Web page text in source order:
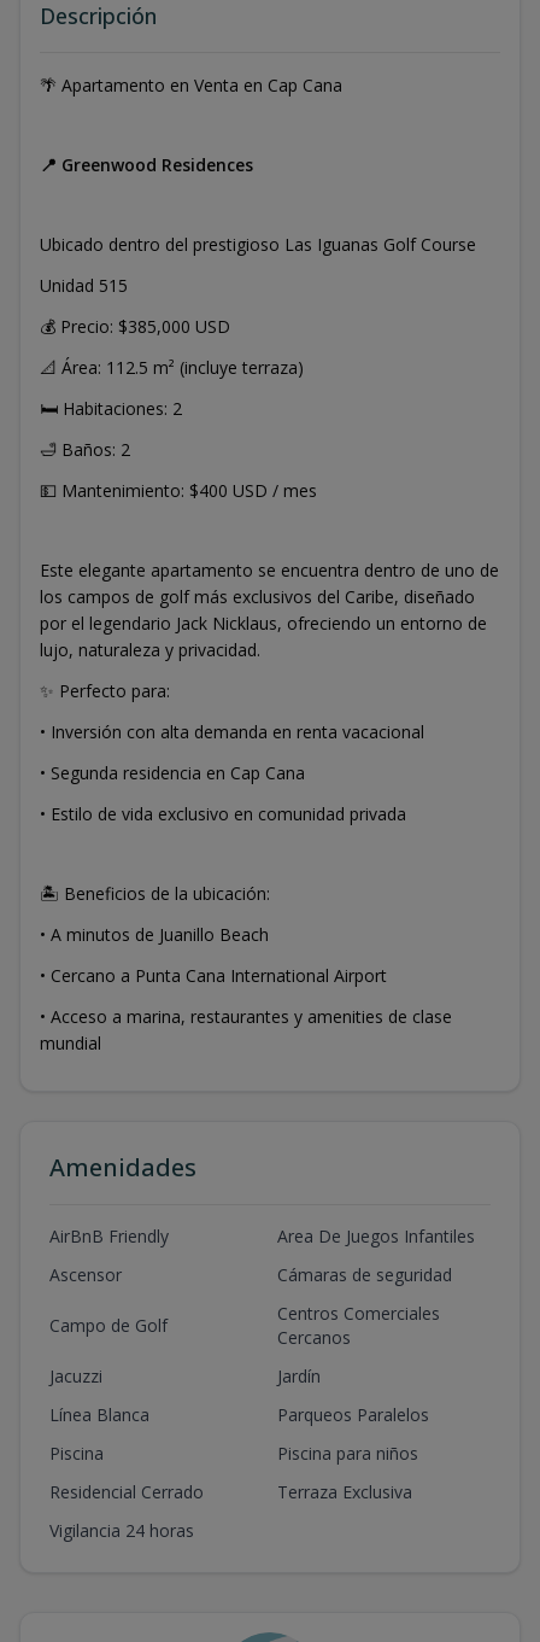
Descripción
🌴 Apartamento en Venta en Cap Cana
📍 Greenwood Residences
Ubicado dentro del prestigioso Las Iguanas Golf Course
Unidad 515
💰 Precio: $385,000 USD
📐 Área: 112.5 m² (incluye terraza)
🛏️ Habitaciones: 2
🛁 Baños: 2
💵 Mantenimiento: $400 USD / mes
Este elegante apartamento se encuentra dentro de uno de
los campos de golf más exclusivos del Caribe, diseñado
por el legendario Jack Nicklaus, ofreciendo un entorno de
lujo, naturaleza y privacidad.
✨ Perfecto para:
• Inversión con alta demanda en renta vacacional
• Segunda residencia en Cap Cana
• Estilo de vida exclusivo en comunidad privada
🏝️ Beneficios de la ubicación:
• A minutos de Juanillo Beach
• Cercano a Punta Cana International Airport
• Acceso a marina, restaurantes y amenities de clase
mundial
Amenidades
AirBnB Friendly
Area De Juegos Infantiles
Ascensor
Cámaras de seguridad
Campo de Golf
Centros Comerciales
Cercanos
Jacuzzi
Jardín
Línea Blanca
Parqueos Paralelos
Piscina
Piscina para niños
Residencial Cerrado
Terraza Exclusiva
Vigilancia 24 horas